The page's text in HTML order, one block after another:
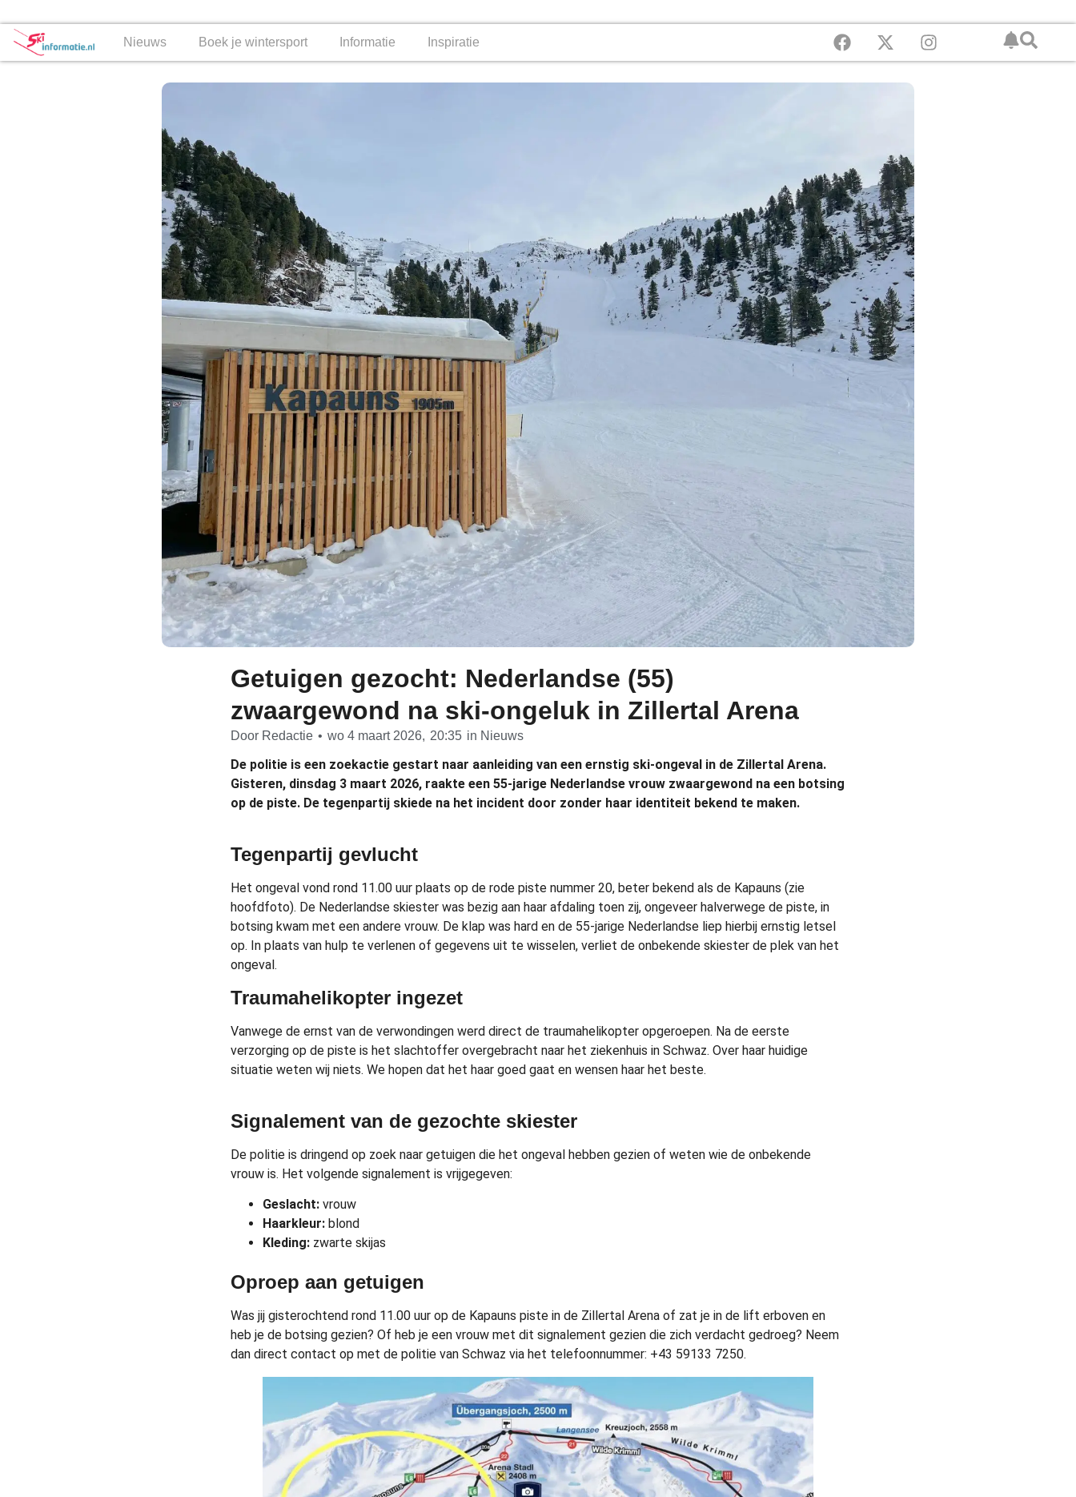
Nieuws Boek je wintersport Informatie Inspiratie
Getuigen gezocht: Nederlandse (55)
zwaargewond na ski-ongeluk in Zillertal Arena
Door Redactie • wo 4 maart 2026, 20:35 in Nieuws
De politie is een zoekactie gestart naar aanleiding van een ernstig ski-ongeval in de Zillertal Arena.
Gisteren, dinsdag 3 maart 2026, raakte een 55-jarige Nederlandse vrouw zwaargewond na een botsing
op de piste. De tegenpartij skiede na het incident door zonder haar identiteit bekend te maken.
Tegenpartij gevlucht
Het ongeval vond rond 11.00 uur plaats op de rode piste nummer 20, beter bekend als de Kapauns (zie
hoofdfoto). De Nederlandse skiester was bezig aan haar afdaling toen zij, ongeveer halverwege de piste, in
botsing kwam met een andere vrouw. De klap was hard en de 55-jarige Nederlandse liep hierbij ernstig letsel
op. In plaats van hulp te verlenen of gegevens uit te wisselen, verliet de onbekende skiester de plek van het
ongeval.
Traumahelikopter ingezet
Vanwege de ernst van de verwondingen werd direct de traumahelikopter opgeroepen. Na de eerste
verzorging op de piste is het slachtoffer overgebracht naar het ziekenhuis in Schwaz. Over haar huidige
situatie weten wij niets. We hopen dat het haar goed gaat en wensen haar het beste.
Signalement van de gezochte skiester
De politie is dringend op zoek naar getuigen die het ongeval hebben gezien of weten wie de onbekende
vrouw is. Het volgende signalement is vrijgegeven:
Geslacht: vrouw
Haarkleur: blond
Kleding: zwarte skijas
Oproep aan getuigen
Was jij gisterochtend rond 11.00 uur op de Kapauns piste in de Zillertal Arena of zat je in de lift erboven en
heb je de botsing gezien? Of heb je een vrouw met dit signalement gezien die zich verdacht gedroeg? Neem
dan direct contact op met de politie van Schwaz via het telefoonnummer: +43 59133 7250.